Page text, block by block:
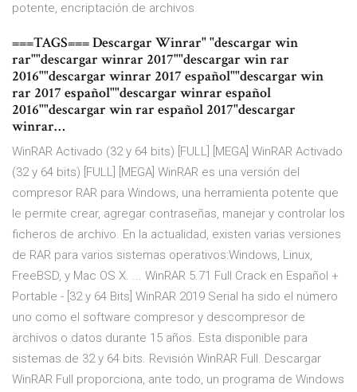
potente, encriptación de archivos
===TAGS=== Descargar Winrar" "descargar win
rar""descargar winrar 2017""descargar win rar
2016""descargar winrar 2017 español""descargar win
rar 2017 español""descargar winrar español
2016""descargar win rar español 2017"descargar
winrar…
WinRAR Activado (32 y 64 bits) [FULL] [MEGA] WinRAR Activado
(32 y 64 bits) [FULL] [MEGA] WinRAR es una versión del
compresor RAR para Windows, una herramienta potente que
le permite crear, agregar contraseñas, manejar y controlar los
ficheros de archivo. En la actualidad, existen varias versiones
de RAR para varios sistemas operativos:Windows, Linux,
FreeBSD, y Mac OS X. ... WinRAR 5.71 Full Crack en Español +
Portable - [32 y 64 Bits] WinRAR 2019 Serial ha sido el número
uno como el software compresor y descompresor de
archivos o datos durante 15 años. Esta disponible para
sistemas de 32 y 64 bits. Revisión WinRAR Full. Descargar
WinRAR Full proporciona, ante todo, un programa de Windows